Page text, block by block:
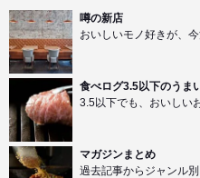
噂の新店
おいしいモノ好きが、
食べログ3.5以下のうま
3.5以下でも、おいしい
マガジンまとめ
過去記事からジャンル別